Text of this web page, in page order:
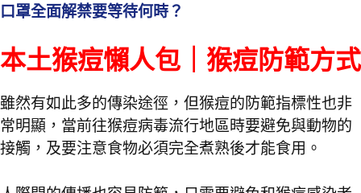
口罩全面解禁要等待何時？
本土猴痘懶人包｜猴痘防範方式
雖然有如此多的傳染途徑，但猴痘的防範指標性也非
常明顯，當前往猴痘病毒流行地區時要避免與動物的
接觸，及要注意食物必須完全煮熟後才能食用。